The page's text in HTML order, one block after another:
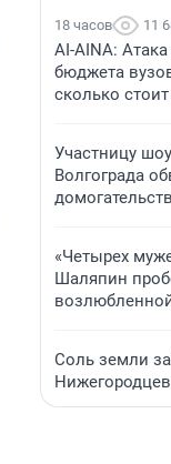
18 часов 11
AI-AINA:
бюджета
сколько стоит
Участницу
Волгограда
«Четырех
Шаляпин
Соль земли